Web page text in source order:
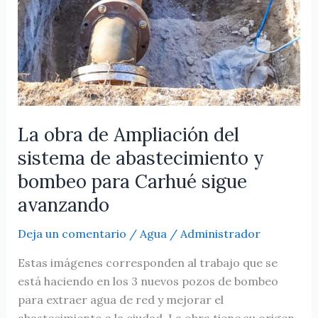
La obra de Ampliación del
sistema de abastecimiento y
bombeo para Carhué sigue
avanzando
Deja un comentario / Agua / Administrador
Estas imágenes corresponden al trabajo que se
está haciendo en los 3 nuevos pozos de bombeo
para extraer agua de red y mejorar el